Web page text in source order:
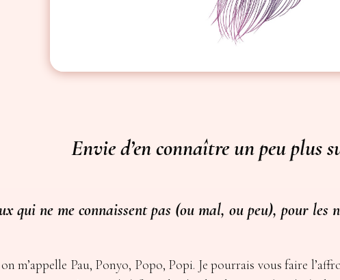
Envie d’en connaître un peu plus
qui ne me connaissent pas (ou mal, ou peu), pour les
on m’appelle Pau, Ponyo, Popo, Popi. Je pourrais vous faire